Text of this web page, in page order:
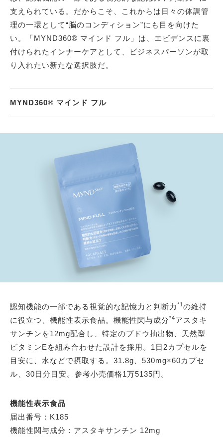
支えられている。だからこそ、これからは日々の体調管
理の一環として“脳のコンディション”にも目を向けた
い。「MYND360® マインド フル」は、エビデンスに裏
付けられたインナーケアとして、ビジネスパーソンが取
り入れたい新たな選択肢だ。
MYND360® マインド フル
認知機能の一部である視覚的な記憶力と判断力 *1の維持
に役立つ、機能性表示食品。機能性関与成分*4アスタキ
サンチンを12mg配合し、特定のブドウ抽出物、天然型
ビタミンEを組み合わせた設計を採用。1日2カプセルを
目安に、水などで摂取する。31.8g、530mg×60カプセ
ル、30日分目安。参考小売価格1万5135円。
機能性表示食品
届出番号：K185
機能性関与成分：アスタキサンチン 12mg